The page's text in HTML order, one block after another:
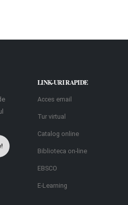
LINK-URI RAPIDE
Acces email
Tur virtual
Catalog online
Biblioteca on-line
EBSCO
E-Learning